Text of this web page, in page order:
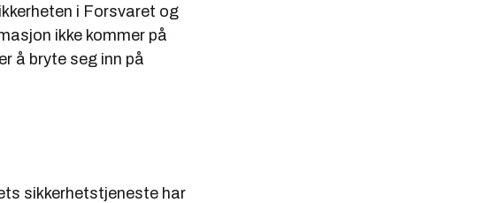
i Forsvaret og
ikke kommer på
å bryte seg inn på
sikkerhetstjeneste har